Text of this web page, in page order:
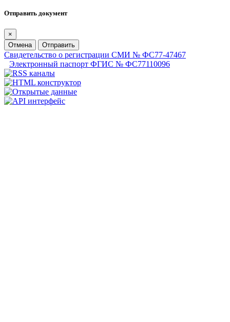
Отправить документ
×
Отмена
Отправить
Свидетельство о регистрации СМИ № ФС77-47467
Электронный паспорт ФГИС № ФС77110096